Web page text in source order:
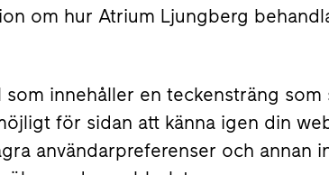
om hur Atrium Ljungberg
innehåller en teckensträng
för sidan att känna igen din
användarpreferenser och